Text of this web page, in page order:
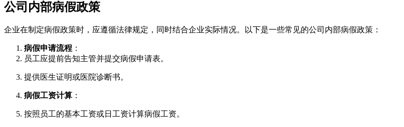
公司内部病假政策
企业在制定病假政策时，应遵循法律规定，同时结合企业实际情况。以下是一些常见的公司内部病假政策：
病假申请流程 ：
员工应提前告知主管并提交病假申请表。
提供医生证明或医院诊断书。
病假工资计算 ：
按照员工的基本工资或日工资计算病假工资。